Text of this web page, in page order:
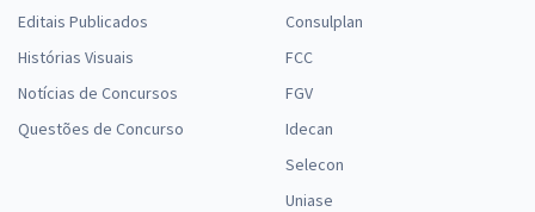
Editais Publicados
Histórias Visuais
Notícias de Concursos
Questões de Concurso
Consulplan
FCC
FGV
Idecan
Selecon
Uniase